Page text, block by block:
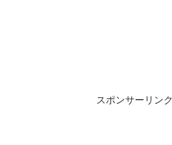
スポンサーリンク